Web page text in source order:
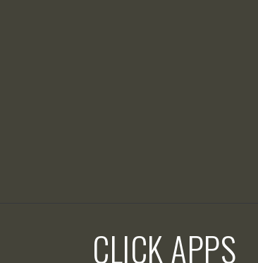
CLICK APPS